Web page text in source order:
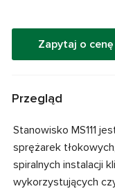
Zapytaj o cenę
Przegląd
Stanowisko MS111
sprężarek
spiralnych instalacji
wykorzystujących